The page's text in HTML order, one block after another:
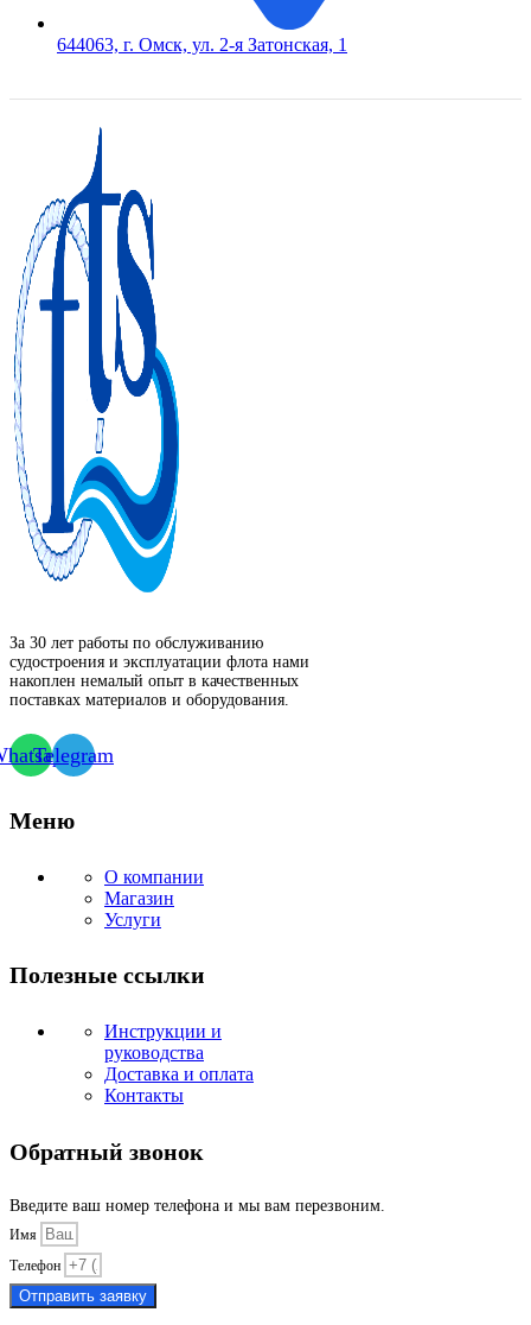
644063, г. Омск, ул. 2-я Затонская, 1
За 30 лет работы по обслуживанию
судостроения и эксплуатации флота нами
накоплен немалый опыт в качественных
поставках материалов и оборудования.
Telegram
Меню
О компании
Магазин
Услуги
Полезные ссылки
Инструкции и
руководства
Доставка и оплата
Контакты
Обратный звонок
Введите ваш номер телефона и мы вам перезвоним.
Имя
Телефон
Отправить заявку